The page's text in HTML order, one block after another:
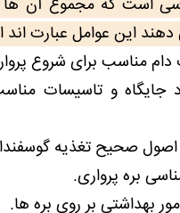
است که مجموع آن ها
این عوامل عبارت اند
مناسب برای شروع
و تاسیسات
صحیح تغذیه
بره پرواری.
بهداشتی بر روی بره ها.